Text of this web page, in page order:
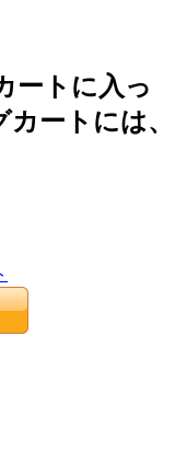
ートに入っ
ートには、